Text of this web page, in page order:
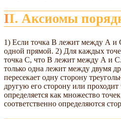
II. Аксиомы
1) Если точка В лежит между А и
одной прямой. 2) Для каждых
точка С, что В лежит между А и
только одна лежит между двумя
пересекает одну сторону
другую его сторону или
определяется как множество
соответственно определяются